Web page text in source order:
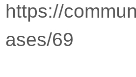
https://
ases/69